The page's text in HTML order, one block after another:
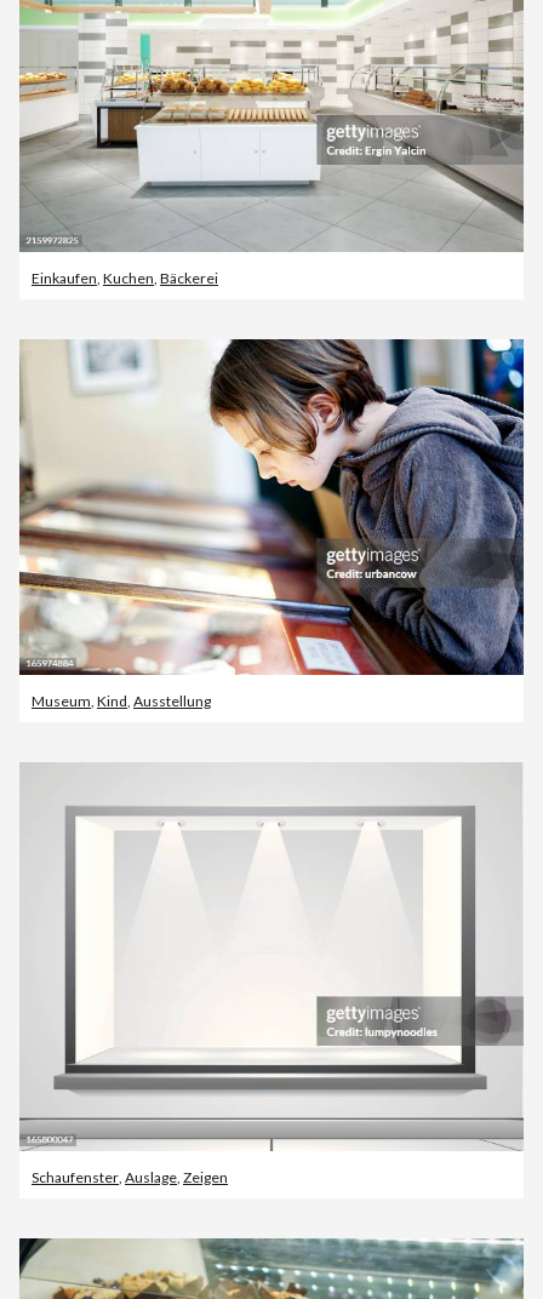
Einkaufen Kuchen Bäckerei
Museum Kind Ausstellung
Schaufenster, Auslage, Zeigen